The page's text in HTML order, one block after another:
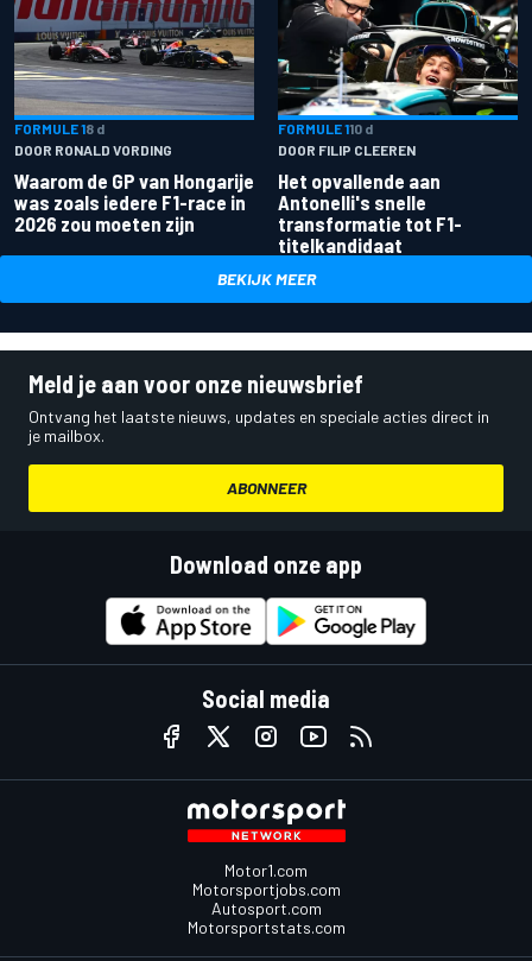
FORMULE 18 d
DOOR RONALD VORDING
Waarom de GP van Hongarije
was zoals iedere F1-race in
2026 zou moeten zijn
FORMULE 110 d
DOOR FILIP CLEEREN
Het opvallende aan
Antonelli's snelle
transformatie tot F1-
titelkandidaat
BEKIJK MEER
Meld je aan voor onze nieuwsbrief
Ontvang het laatste nieuws, updates en speciale acties direct in
je mailbox.
ABONNEER
Download onze app
Social media
Motor1.com
Motorsportjobs.com
Autosport.com
Motorsportstats.com